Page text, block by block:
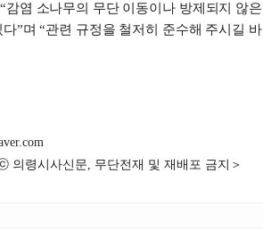
“감염 소나무의 무단 이동이나 방제되지 않
다”며“관련 규정을 철저히 준수해 주시길
의령시사신문, 무단전재 및 재배포 금지＞